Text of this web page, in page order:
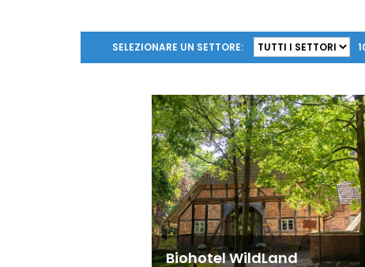
SELEZIONARE UN SETTORE:
Biohotel WildLand